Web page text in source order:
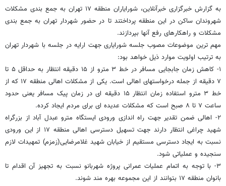
به گزارش خبرگزاری خبرآنلاین، شورایاران منطقه ۱۷ تهران به جمع بندی مشکلات
شهروندان ساکن در این منطقه پرداختند تا در حضور شهردار تهران به جمع بندی
مشکلات و راهکارهای رفع آنها بپردازند.
مهم ترین موضوعات مصوب جلسه شورایاری جهت ارایه در جلسه با شهردار تهران
به ترتیب اولویت موارد ذیل خواهد بود:
۱- کاهش زمان جابجایی مسافر در خط ۳ مترو از ۱۵ دقیقه انتظار به حداقل ۵ تا
۷ دقیقه از جمله درخواستهای اهالی است. یکی از مشکلات اهالی منطقه ۱۷ که از
خط ۳ مترو استفاده زمان انتظار ۱۵ دقیقه ای در زمان پیک مسافر یعنی حدود
ساعت ۷ تا ۸ صبح است که مشکلات عدیده ای برای مردم ایجاد کرده.
۲- اهالی ضمن تقدیر جهت راه اندازی ورودی ایستگاه مترو عبدل آباد از بزرگراه
شهید چراغی انتظار دارند جهت تسهیل دسترسی اهالی منطقه ۱۷ از این ورودی
نسبت به ایجاد دسترسی مستقیم از خیابان شهید غلامرضایی(زمزم) تمهیدات لازم
سنجیده و عملیاتی شود.
۳- با توجه به اتمام عملیات عمرانی پروژه شهربانو نسبت به تجهیز آن اقدام تا
بانوان منطقه ۱۷ بتوانند از این مجموعه بهره مند شوند.